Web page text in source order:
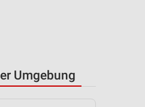
Umgebung